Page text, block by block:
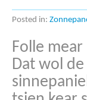
Posted in:
Folle
Dat wol